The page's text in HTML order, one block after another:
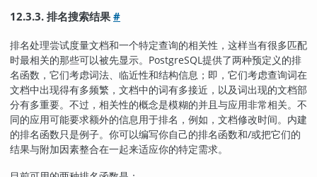
12.3.3. 排名搜索结果#
排名处理尝试度量文档和一个特定查询的相关性，这样当有很多匹配
时最相关的那些可以被先显示。 PostgreSQL提供了两种预定义的排
名函数，它们考虑词法、临近性和结构信息；即，它们考虑查询词在
文档中出现得有多频繁，文档中的词有多接近，以及词出现的文档部
分有多重要。不过，相关性的概念是模糊的并且与应用非常相关。不
同的应用可能要求额外的信息用于排名，例如，文档修改时间。内建
的排名函数只是例子。你可以编写你自己的排名函数和/或把它们的
结果与附加因素整合在一起来适应你的特定需求。